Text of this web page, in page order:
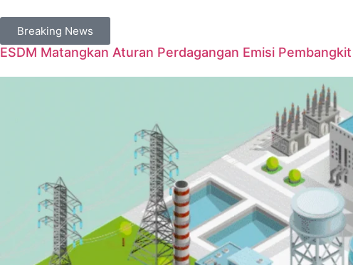
Breaking News
ESDM Matangkan Aturan Perdagangan Emisi